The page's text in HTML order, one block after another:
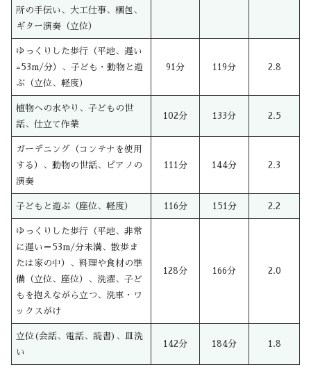
所の手伝い、大工仕事、梱包、
ギター演奏（立位）
ゆっくりした歩行（平地、遅い
=53m/分）、子ども・動物と遊
ぶ（立位、軽度）
91分 119分 2.8
植物への水やり、子どもの世
話、仕立て作業
102分 133分 2.5
ガーデニング（コンテナを使用
する）、動物の世話、ピアノの
演奏
111分 144分 2.3
子どもと遊ぶ（座位、軽度） 116分 151分 2.2
ゆっくりした歩行（平地、非常
に遅い＝53m/分未満、散歩ま
たは家の中）、料理や食材の準
備（立位、座位）、洗濯、子ど
もを抱えながら立つ、洗車・ワ
ックスがけ
128分 166分 2.0
立位(会話、電話、読書)、皿洗
い
142分 184分 1.8